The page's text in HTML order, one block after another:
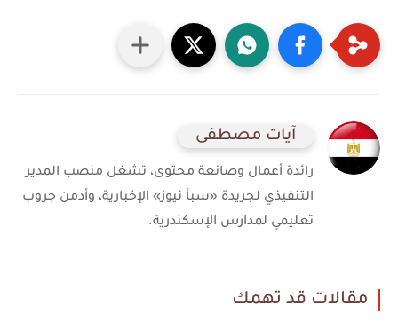
آيات مصطفى
رائدة أعمال وصانعة محتوى، تشغل منصب المدير
التنفيذي لجريدة «سبأ نيوز» الإخبارية، وأدمن جروب
تعليمي لمدارس الإسكندرية.
مقالات قد تهمك